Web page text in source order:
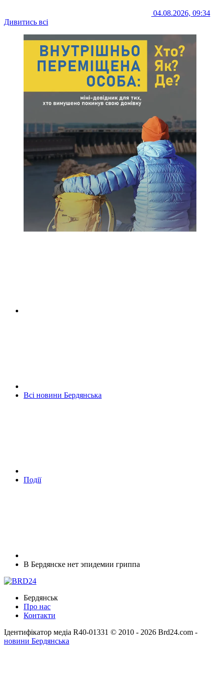
04.08.2026, 09:34
Дивитись всі
Всі новини Бердянська
Події
В Бердянске нет эпидемии гриппа
Бердянськ
Про нас
Контакти
Ідентифікатор медіа R40-01331 © 2010 - 2026 Brd24.com -
новини Бердянська